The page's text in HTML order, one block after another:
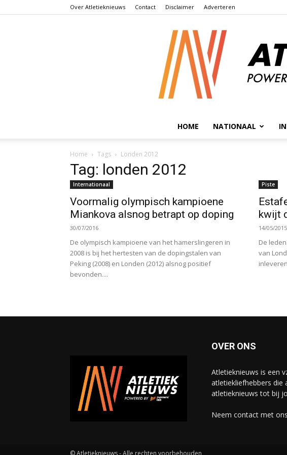
Over Atletieknieuws Contact Disclaimer Adverteren
HOME NATIONAAL
Home Tags Londen 2012
Tag: londen 2012
Internationaal
Voormalig olympisch kampioene
Miankova alsnog betrapt op doping
30/07/2016
De olympisch kampioene van het hamerslingeren in
2008 is bij het hertesten van de dopingstalen van
Peking (2008) en Londen (2012) alsnog positief
bevonden....
Piste
kwijt
14/05/2015
De
van
OVER ONS
Atletieknieuws is een
atletiekliefhebbers die
atletieknieuws tot bij
Neem contact met
© Atletieknieuws - Alle rechten voorbehouden